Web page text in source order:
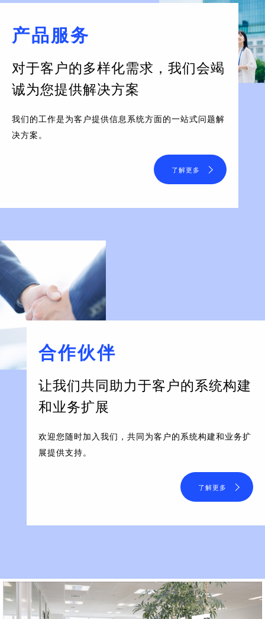
产品服务
对于客户的多样化需求， 我们会竭
诚为您提供解决方案
我们的工作是为客户提供信息系统方面的一站式问题解
决方案。
了解更多
合作伙伴
让我们共同助力于客户的系统构建
和业务扩展
欢迎您随时加入我们，共同为客户的系统构建和业务扩
展提供支持。
了解更多